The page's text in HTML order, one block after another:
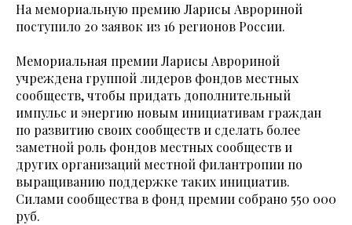
На мемориальную премию Ларисы Аврориной
поступило 20 заявок из 16 регионов России.
Мемориальная премии Ларисы Аврориной
учреждена группой лидеров фондов местных
сообществ, чтобы придать дополнительный
импульс и энергию новым инициативам граждан
по развитию своих сообществ и сделать более
заметной роль фондов местных сообществ и
других организаций местной филантропии по
выращиванию поддержке таких инициатив.
Силами сообщества в фонд премии собрано 550 000
руб.